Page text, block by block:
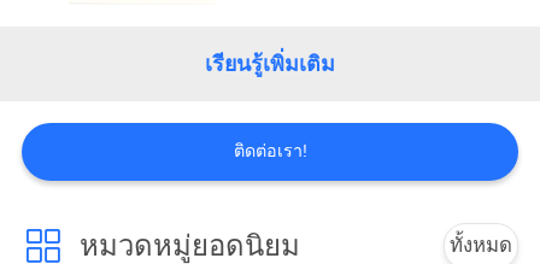
เรียนรู้เพิ่มเติม
ติดต่อเรา!
หมวดหมู่ยอดนิยม ทั้งหมด